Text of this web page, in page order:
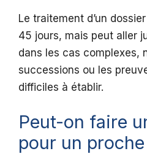
Le traitement d’un
45 jours, mais peut aller
dans les cas complexes,
successions ou les
difficiles à établir.
Peut-on faire
pour un